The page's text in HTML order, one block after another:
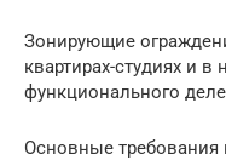
Зонирующие
квартирах-студиях и в
функционального
Основные